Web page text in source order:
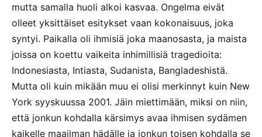
mutta samalla huoli alkoi kasvaa. Ongelma eivät
olleet yksittäiset esitykset vaan kokonaisuus, joka
syntyi. Paikalla oli ihmisiä joka maanosasta, ja maista
joissa on koettu vaikeita inhimillisiä tragedioita:
Indonesiasta, Intiasta, Sudanista, Bangladeshistä.
Mutta oli kuin mikään muu ei olisi merkinnyt kuin New
York syyskuussa 2001. Jäin miettimään, miksi on niin,
että jonkun kohdalla kärsimys avaa ihmisen sydämen
kaikelle maailman hädälle ja jonkun toisen kohdalla se